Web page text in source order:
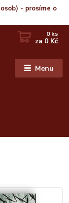
- prosíme o
Menu
0ks
za 0 Kč